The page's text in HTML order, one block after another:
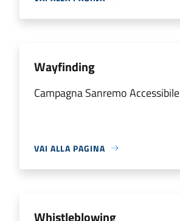
Wayfinding
Campagna Sanremo Accessibile
VAI ALLA PAGINA
Whistleblowing